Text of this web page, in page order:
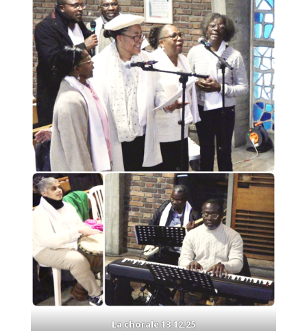
La chorale 13.12.25